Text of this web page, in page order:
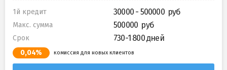
1й кредит 30000 - 500000
Макс. сумма 500000
Срок 730-1 800 дней
0,04% комиссия для новых клиентов